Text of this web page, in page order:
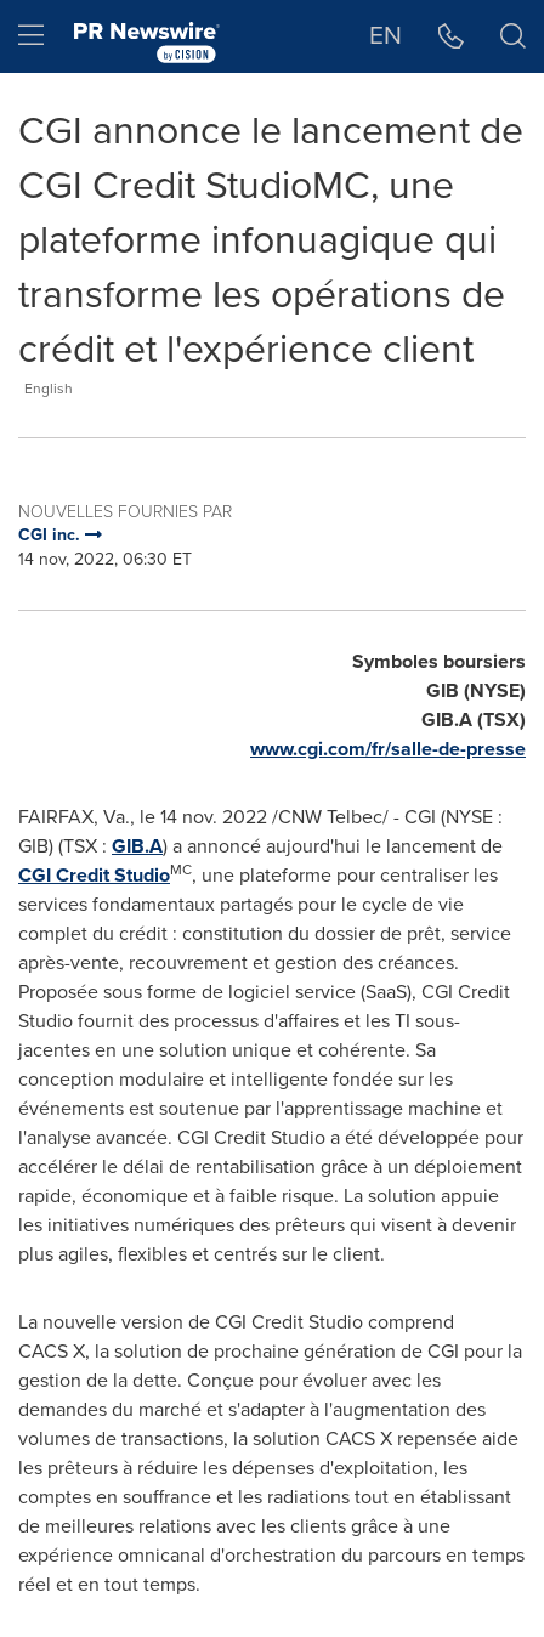
Hamburger menu EN
CGI annonce le lancement de
CGI Credit StudioMC, une
plateforme infonuagique qui
transforme les opérations de
crédit et l'expérience client
English
NOUVELLES FOURNIES PAR
CGI inc.
14 nov, 2022, 06:30 ET
Symboles boursiers
GIB (NYSE)
GIB.A (TSX)
www.cgi.com/fr/salle-de-presse
FAIRFAX, Va., le14 nov. 2022/CNW Telbec/ - CGI (NYSE :
GIB) (TSX : GIB.A) a annoncé aujourd'hui le lancement de
CGI Credit StudioMC, une plateforme pour centraliser les
services fondamentaux partagés pour le cycle de vie
complet du crédit : constitution du dossier de prêt, service
après-vente, recouvrement et gestion des créances.
Proposée sous forme de logiciel service (SaaS), CGI Credit
Studio fournit des processus d'affaires et les TI sous-
jacentes en une solution unique et cohérente. Sa
conception modulaire et intelligente fondée sur les
événements est soutenue par l'apprentissage machine et
l'analyse avancée. CGI Credit Studio a été développée pour
accélérer le délai de rentabilisation grâce à un déploiement
rapide, économique et à faible risque. La solution appuie
les initiatives numériques des prêteurs qui visent à devenir
plus agiles, flexibles et centrés sur le client.
La nouvelle version de CGI Credit Studio comprend
CACS X, la solution de prochaine génération de CGI pour la
gestion de la dette. Conçue pour évoluer avec les
demandes du marché et s'adapter à l'augmentation des
volumes de transactions, la solution CACS X repensée aide
les prêteurs à réduire les dépenses d'exploitation, les
comptes en souffrance et les radiations tout en établissant
de meilleures relations avec les clients grâce à une
expérience omnicanal d'orchestration du parcours en temps
réel et en tout temps.